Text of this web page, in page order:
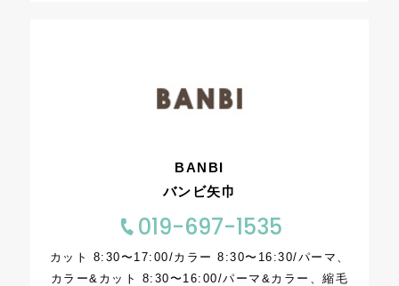
BANBI
バンビ矢巾
019-697-1535
カット 8:30〜17:00/カラー 8:30〜16:30/パーマ、
カラー&カット 8:30〜16:00/パーマ&カラー、縮毛